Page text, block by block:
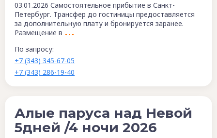
03.01.2026 Самостоятельное прибытие в Санкт-
Петербург. Трансфер до гостиницы предоставляется
за дополнительную плату и бронируется заранее.
Размещение в
По запросу:
+7 (343) 345-67-05
+7 (343) 286-19-40
Алые паруса над Невой
5дней /4 ночи 2026